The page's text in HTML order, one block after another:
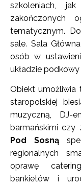
szkoleniach,
zakończonych
tematycznym.
sale. Sala
osób w
układzie
Obiekt umożliwia
staropolskiej
muzyczną, DJ-
barmańskimi czy
Pod Sosną
regionalnych
oprawę
bankietów i